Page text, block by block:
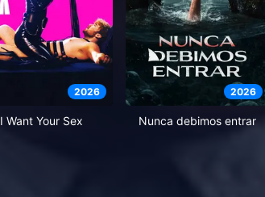
2026
I Want Your Sex
2026
Nunca debimos entrar